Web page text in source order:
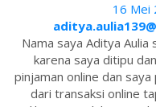
16 Mei
Nama saya Aditya Aulia
karena saya ditipu
pinjaman online dan
dari transaksi online